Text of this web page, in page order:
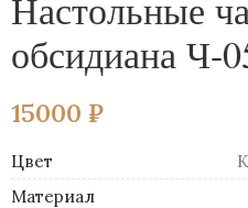
обсидиана Ч-
15000 ₽
Цвет
Материал